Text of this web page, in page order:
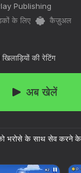
डिवाइस घुमाएँ
Publishing
के लिए
कैज़ुअल
खिलाड़ियों की रेटिंग
अब खेलें
भरोसे के साथ सेव करने के